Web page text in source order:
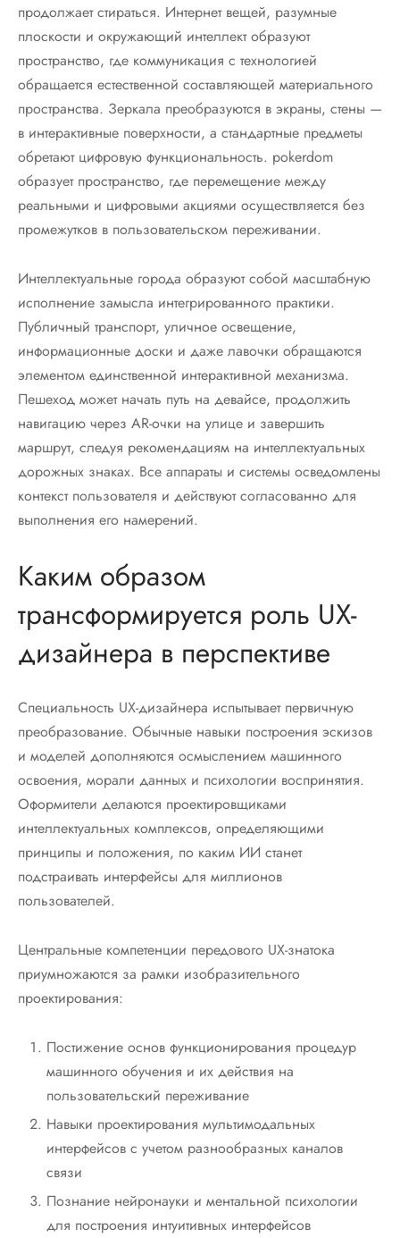
продолжает стираться. Интернет вещей, разумные
плоскости и окружающий интеллект образуют
пространство, где коммуникация с технологией
обращается естественной составляющей материального
пространства. Зеркала преобразуются в экраны, стены —
в интерактивные поверхности, а стандартные предметы
обретают цифровую функциональность. pokerdom
образует пространство, где перемещение между
реальными и цифровыми акциями осуществляется без
промежутков в пользовательском переживании.
Интеллектуальные города образуют собой масштабную
исполнение замысла интегрированного практики.
Публичный транспорт, уличное освещение,
информационные доски и даже лавочки обращаются
элементом единственной интерактивной механизма.
Пешеход может начать путь на девайсе, продолжить
навигацию через AR-очки на улице и завершить
маршрут, следуя рекомендациям на интеллектуальных
дорожных знаках. Все аппараты и системы осведомлены
контекст пользователя и действуют согласованно для
выполнения его намерений.
Каким образом
трансформируется роль UX-
дизайнера в перспективе
Специальность UX-дизайнера испытывает первичную
преобразование. Обычные навыки построения эскизов
и моделей дополняются осмыслением машинного
освоения, морали данных и психологии воспринятия.
Оформители делаются проектировщиками
интеллектуальных комплексов, определяющими
принципы и положения, по каким ИИ станет
подстраивать интерфейсы для миллионов
пользователей.
Центральные компетенции передового UX-знатока
приумножаются за рамки изобразительного
проектирования:
Постижение основ функционирования процедур
машинного обучения и их действия на
пользовательский переживание
Навыки проектирования мультимодальных
интерфейсов с учетом разнообразных каналов
связи
Познание нейронауки и ментальной психологии
для построения интуитивных интерфейсов